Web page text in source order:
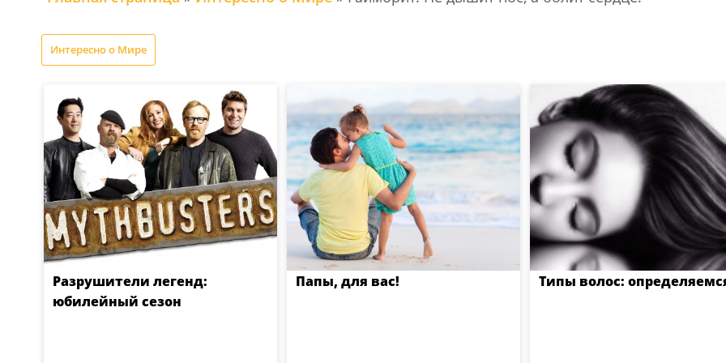
Интересно о Мире
Разрушители легенд:
юбилейный сезон
Папы, для вас! Типы волос: